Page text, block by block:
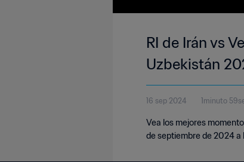
RI de Irán vs
Uzbekistán
16 sep 2024 1minuto
Vea los mejores
de septiembre de 2024 a